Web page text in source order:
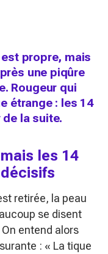
propre, mais
une piqûre
Rougeur qui
étrange : les 14
la suite.
les 14
retirée, la peau
se disent
entend alors
: « La tique